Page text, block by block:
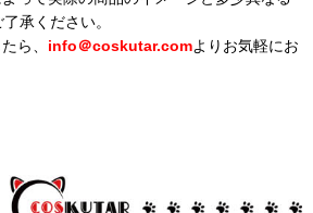
承ください。
ら、 info＠coskutar.comよりお気軽にお